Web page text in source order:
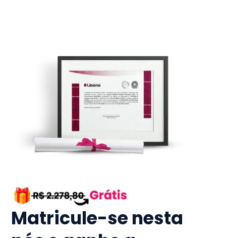
Matricule-se nesta